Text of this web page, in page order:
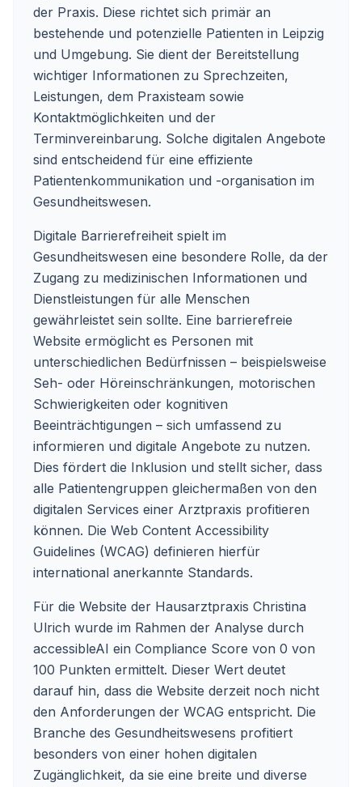
der Praxis. Diese richtet sich primär an
bestehende und potenzielle Patienten in Leipzig
und Umgebung. Sie dient der Bereitstellung
wichtiger Informationen zu Sprechzeiten,
Leistungen, dem Praxisteam sowie
Kontaktmöglichkeiten und der
Terminvereinbarung. Solche digitalen Angebote
sind entscheidend für eine effiziente
Patientenkommunikation und -organisation im
Gesundheitswesen.
Digitale Barrierefreiheit spielt im
Gesundheitswesen eine besondere Rolle, da der
Zugang zu medizinischen Informationen und
Dienstleistungen für alle Menschen
gewährleistet sein sollte. Eine barrierefreie
Website ermöglicht es Personen mit
unterschiedlichen Bedürfnissen – beispielsweise
Seh- oder Höreinschränkungen, motorischen
Schwierigkeiten oder kognitiven
Beeinträchtigungen – sich umfassend zu
informieren und digitale Angebote zu nutzen.
Dies fördert die Inklusion und stellt sicher, dass
alle Patientengruppen gleichermaßen von den
digitalen Services einer Arztpraxis profitieren
können. Die Web Content Accessibility
Guidelines (WCAG) definieren hierfür
international anerkannte Standards.
Für die Website der Hausarztpraxis Christina
Ulrich wurde im Rahmen der Analyse durch
accessibleAI ein Compliance Score von 0 von
100 Punkten ermittelt. Dieser Wert deutet
darauf hin, dass die Website derzeit noch nicht
den Anforderungen der WCAG entspricht. Die
Branche des Gesundheitswesens profitiert
besonders von einer hohen digitalen
Zugänglichkeit, da sie eine breite und diverse